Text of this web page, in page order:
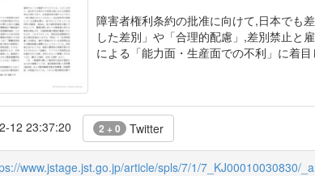
障害者権利条約の批准に向けて,日本でも
した差別」や「合理的配慮」,差別禁止と
による「能力面・生産面での不利」に着
12 23:37:20 2 + 0 Twitter
www.jstage.jst.go.jp/article/spls/7/1/7_KJ00010030830/